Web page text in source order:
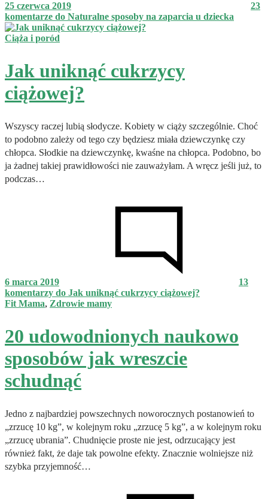
25 czerwca 2019
23
komentarze do Naturalne sposoby na zaparcia u dziecka
Ciąża i poród
Jak uniknąć cukrzycy
ciążowej?
Wszyscy raczej lubią słodycze. Kobiety w ciąży szczególnie. Choć
to podobno zależy od tego czy będziesz miała dziewczynkę czy
chłopca. Słodkie na dziewczynkę, kwaśne na chłopca. Podobno, bo
ja żadnej takiej prawidłowości nie zauważyłam. A wręcz jeśli już, to
podczas…
6 marca 2019
13
komentarzy do Jak uniknąć cukrzycy ciążowej?
Fit Mama, Zdrowie mamy
20 udowodnionych naukowo
sposobów jak wreszcie
schudnąć
Jedno z najbardziej powszechnych noworocznych postanowień to
„zrzucę 10 kg”, w kolejnym roku „zrzucę 5 kg”, a w kolejnym roku
„zrzucę ubrania”. Chudnięcie proste nie jest, odrzucający jest
również fakt, że daje tak powolne efekty. Znacznie wolniejsze niż
szybka przyjemność…